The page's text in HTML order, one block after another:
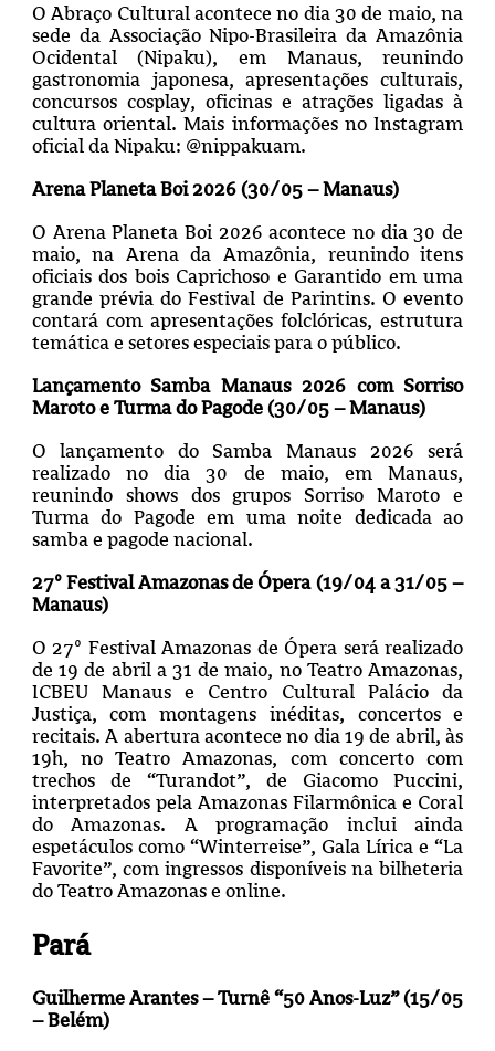
O Abraço Cultural acontece no dia 30 de maio, na
sede da Associação Nipo-Brasileira da Amazônia
Ocidental (Nipaku), em Manaus, reunindo
gastronomia japonesa, apresentações culturais,
concursos cosplay, oficinas e atrações ligadas à
cultura oriental. Mais informações no Instagram
oficial da Nipaku: @nippakuam.
Arena Planeta Boi 2026 (30/05 – Manaus)
O Arena Planeta Boi 2026 acontece no dia 30 de
maio, na Arena da Amazônia, reunindo itens
oficiais dos bois Caprichoso e Garantido em uma
grande prévia do Festival de Parintins. O evento
contará com apresentações folclóricas, estrutura
temática e setores especiais para o público.
Lançamento Samba Manaus 2026 com Sorriso
Maroto e Turma do Pagode (30/05 – Manaus)
O lançamento do Samba Manaus 2026 será
realizado no dia 30 de maio, em Manaus,
reunindo shows dos grupos Sorriso Maroto e
Turma do Pagode em uma noite dedicada ao
samba e pagode nacional.
27º Festival Amazonas de Ópera (19/04 a 31/05 –
Manaus)
O 27º Festival Amazonas de Ópera será realizado
de 19 de abril a 31 de maio, no Teatro Amazonas,
ICBEU Manaus e Centro Cultural Palácio da
Justiça, com montagens inéditas, concertos e
recitais. A abertura acontece no dia 19 de abril, às
19h, no Teatro Amazonas, com concerto com
trechos de “Turandot”, de Giacomo Puccini,
interpretados pela Amazonas Filarmônica e Coral
do Amazonas. A programação inclui ainda
espetáculos como “Winterreise”, Gala Lírica e “La
Favorite”, com ingressos disponíveis na bilheteria
do Teatro Amazonas e online.
Pará
Guilherme Arantes – Turnê “50 Anos-Luz” (15/05
– Belém)